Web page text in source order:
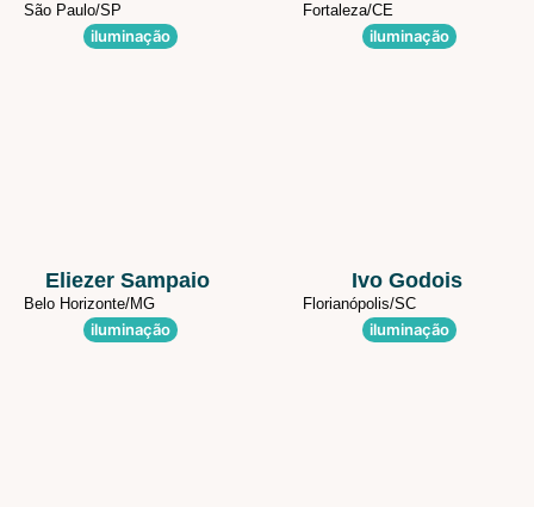
São Paulo/SP
iluminação
Fortaleza/CE
iluminação
Eliezer Sampaio
Belo Horizonte/MG
iluminação
Ivo Godois
Florianópolis/SC
iluminação